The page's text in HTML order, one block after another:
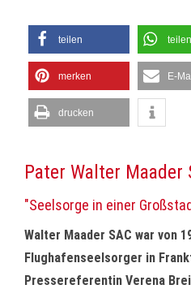
teilen teilen
merken E-
drucken
Pater Walter Maader
"Seelsorge in einer
Walter Maader SAC war von
Flughafenseelsorger in
Pressereferentin Verena